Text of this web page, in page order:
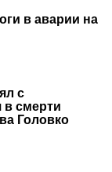
в аварии на
с
в смерти
Головко